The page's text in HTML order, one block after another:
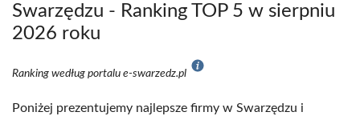
Swarzędzu - Ranking TOP 5 w sierpniu
2026 roku
Ranking według portalu e-swarzedz.pl
Poniżej prezentujemy najlepsze firmy w Swarzędzu i